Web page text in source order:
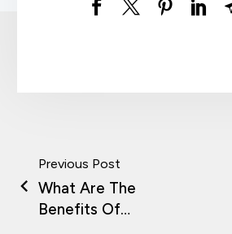
Previous Post
What Are The
Benefits Of